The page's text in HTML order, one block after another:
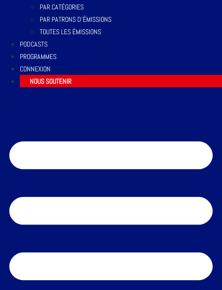
PAR CATÉGORIES
PAR PATRONS D’ÉMISSIONS
TOUTES LES ÉMISSIONS
PODCASTS
PROGRAMMES
CONNEXION
NOUS SOUTENIR